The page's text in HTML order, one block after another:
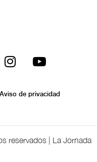
Aviso de privacidad
reservados | La Jornada